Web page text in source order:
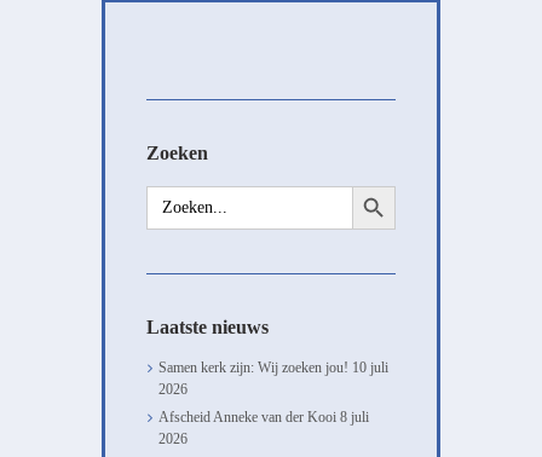
Zoeken
Zoek
naar:
Zoekknop
Laatste nieuws
Samen kerk zijn: Wij zoeken jou! 10 juli
2026
Afscheid Anneke van der Kooi 8 juli
2026